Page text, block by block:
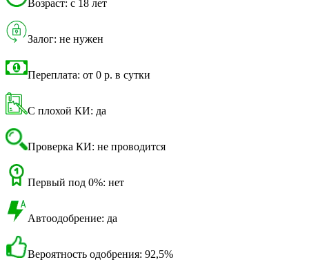
Возраст: с 18 лет
Залог: не нужен
Переплата: от 0 р. в сутки
С плохой КИ: да
Проверка КИ: не проводится
Первый под 0%: нет
Автоодобрение: да
Вероятность одобрения: 92,5%